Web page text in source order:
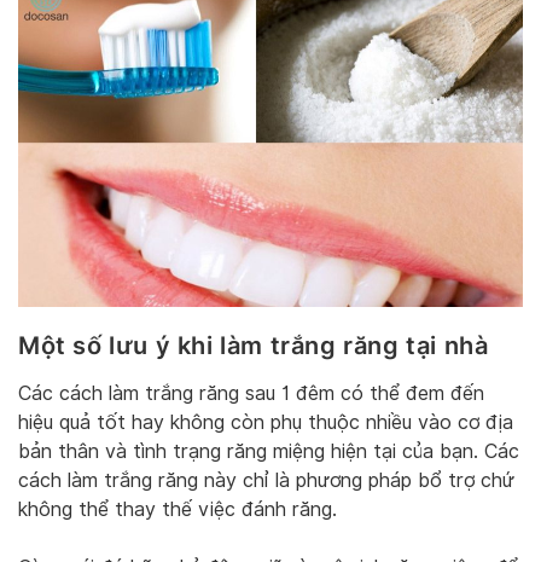
Một số lưu ý khi làm trắng răng tại nhà
Các cách làm trắng răng sau 1 đêm có thể đem đến
hiệu quả tốt hay không còn phụ thuộc nhiều vào cơ địa
bản thân và tình trạng răng miệng hiện tại của bạn. Các
cách làm trắng răng này chỉ là phương pháp bổ trợ chứ
không thể thay thế việc đánh răng.